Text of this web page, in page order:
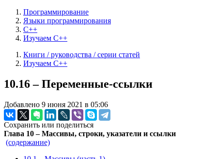
Программирование
Языки программирования
C++
Изучаем C++
Книги / руководства / серии статей
Изучаем C++
10.16 – Переменные-ссылки
Добавлено 9 июня 2021 в 05:06
Сохранить или поделиться
Глава 10 – Массивы, строки, указатели и ссылки
(содержание)